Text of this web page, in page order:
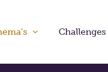
Challenges